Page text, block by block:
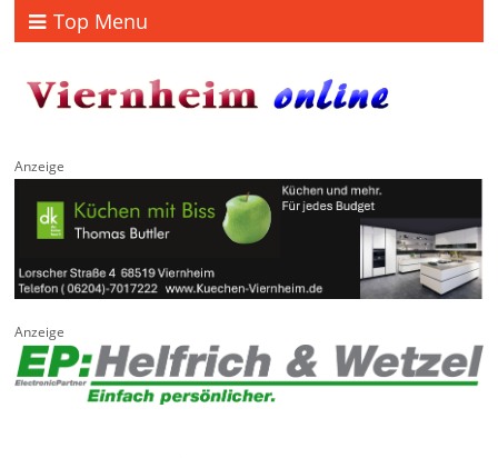
Top Menu
Anzeige
Anzeige